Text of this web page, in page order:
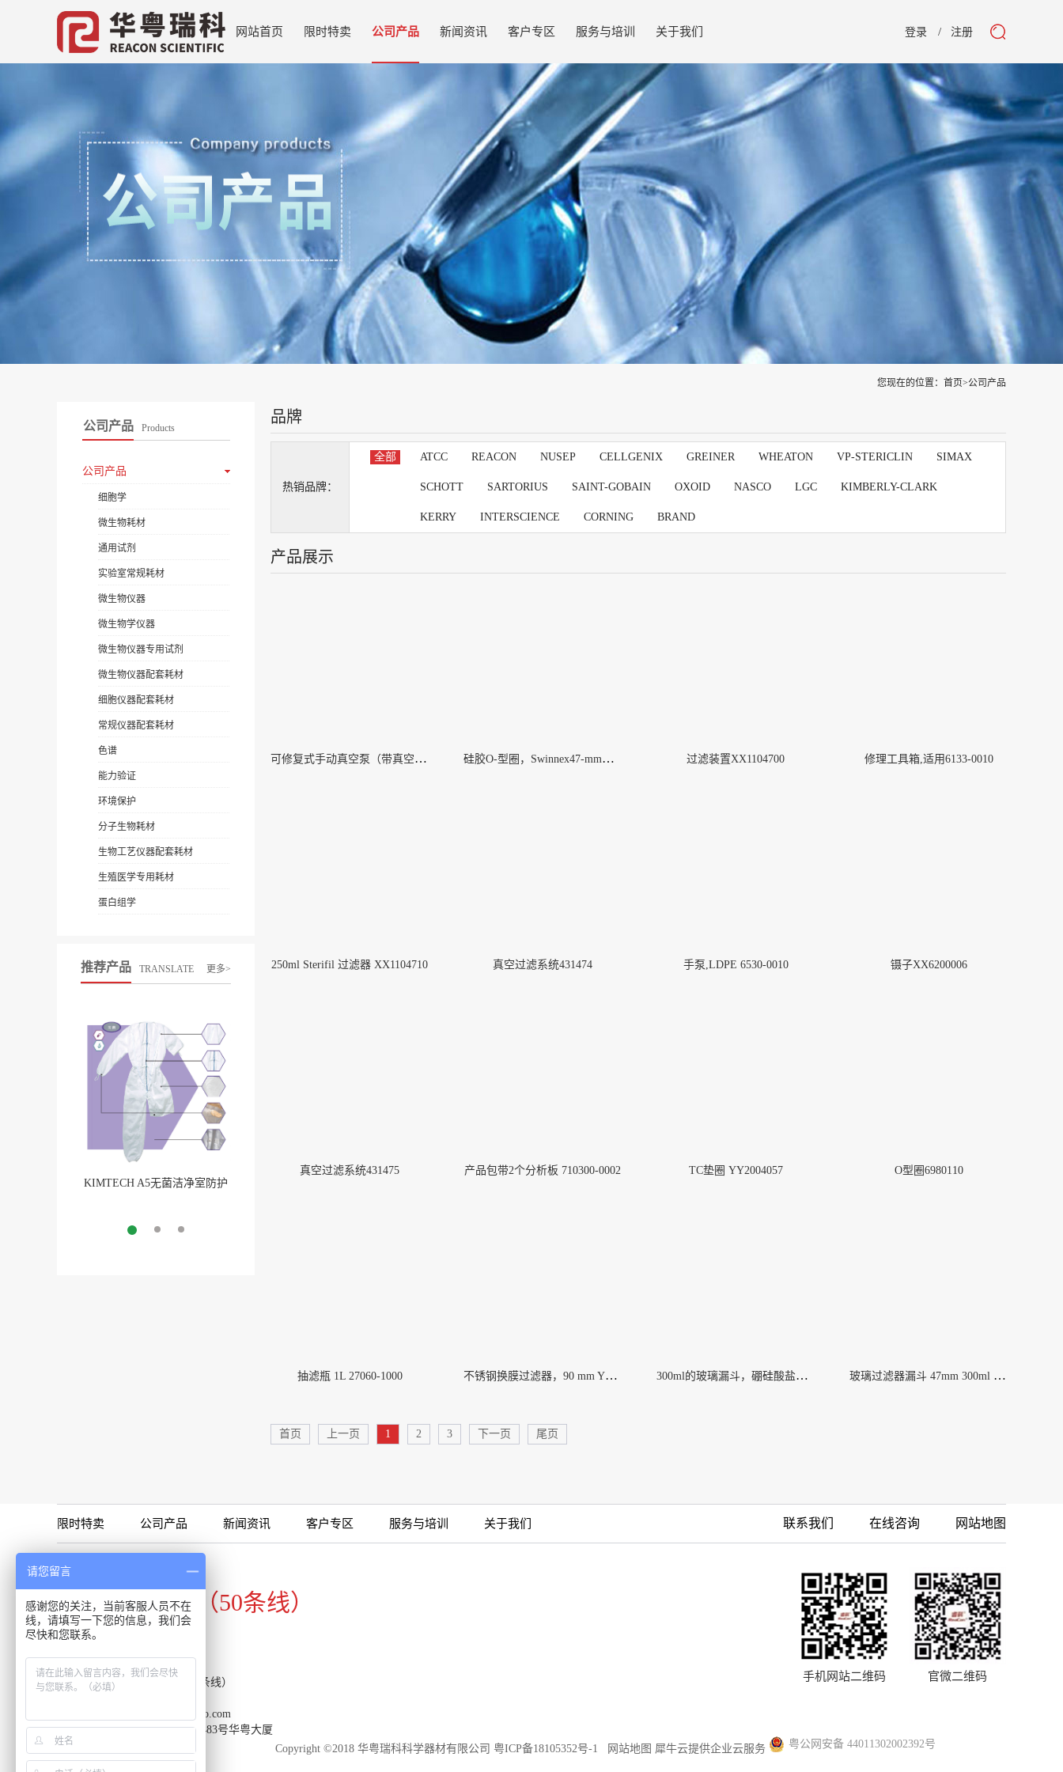
登录 注册
网站首页 限时特卖 公司产品 新闻资讯 客户专区 服务与培训 关于我们
您现在的位置： 首页>公司产品
公司产品 Products
公司产品
细胞学
微生物耗材
通用试剂
实验室常规耗材
微生物仪器
微生物学仪器
微生物仪器专用试剂
微生物仪器配套耗材
细胞仪器配套耗材
常规仪器配套耗材
色谱
能力验证
环境保护
分子生物耗材
生物工艺仪器配套耗材
生殖医学专用耗材
蛋白组学
推荐产品 TRANSLATE 更多>
KIMTECH A5无菌洁净室防护
品牌
热销品牌：
全部 ATCC REACON NUSEP CELLGENIX GREINER WHEATON VP-STERICLIN SIMAX
SCHOTT SARTORIUS SAINT-GOBAIN OXOID NASCO LGC KIMBERLY-CLARK
KERRY INTERSCIENCE CORNING BRAND
产品展示
可修复式手动真空泵（带真空计）6133-0010 硅胶O-型圈，Swinnex47-mm换膜过滤器用 XX1104707 过滤装置XX1104700 修理工具箱,适用6133-0010
250ml Sterifil 过滤器 XX1104710 真空过滤系统431474 手泵,LDPE 6530-0010 镊子XX6200006
真空过滤系统431475 产品包带2个分析板 710300-0002 TC垫圈 YY2004057 O型圈6980110
抽滤瓶 1L 27060-1000 不锈钢换膜过滤器，90 mm YY3009000 300ml的玻璃漏斗，硼硅酸盐材质 XX1004704 玻璃过滤器漏斗 47mm 300ml 953751-0000
首页 上一页 1 2 3 下一页 尾页
限时特卖 公司产品 新闻资讯 客户专区 服务与培训 关于我们 联系我们 在线咨询 网站地图
咨询专线
020-34821111（50条线）
客服热线：020-34821111（50条线）
邮箱：support-reacon@huayueco.com
地址：广州市番禺区兴南大道483号华粤大厦
官微二维码
手机网站二维码
Copyright ©2018 华粤瑞科科学器材有限公司 粤ICP备18105352号-1 网站地图 犀牛云提供企业云服务 粤公网安备 44011302002392号
请您留言
感谢您的关注，当前客服人员不在
线，请填写一下您的信息，我们会
尽快和您联系。